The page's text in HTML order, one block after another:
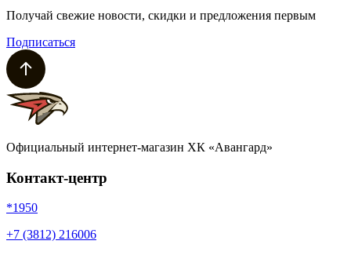
Получай свежие новости, скидки и предложения первым
Подписаться
Официальный интернет-магазин ХК «Авангард»
Контакт-центр
*1950
+7 (3812) 216006